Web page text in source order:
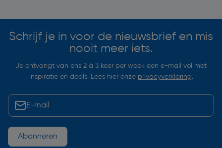
Schrijf je in voor de nieuwsbrief en mis
nooit meer iets.
Je ontvangt van ons 2 à 3 keer per week een e-mail vol met
inspiratie en deals. Lees hier onze privacyverklaring.
Abonneren